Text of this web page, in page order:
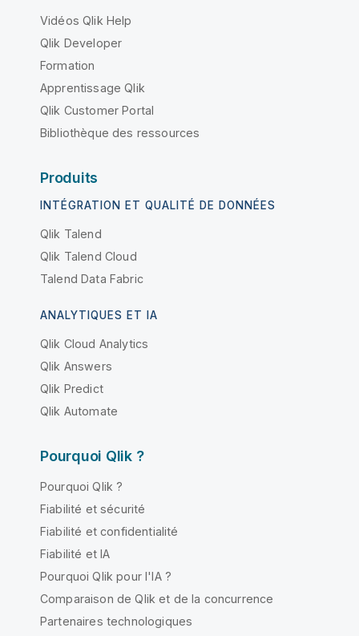
Vidéos Qlik Help
Qlik Developer
Formation
Apprentissage Qlik
Qlik Customer Portal
Bibliothèque des ressources
Produits
INTÉGRATION ET QUALITÉ DE DONNÉES
Qlik Talend
Qlik Talend Cloud
Talend Data Fabric
ANALYTIQUES ET IA
Qlik Cloud Analytics
Qlik Answers
Qlik Predict
Qlik Automate
Pourquoi Qlik ?
Pourquoi Qlik ?
Fiabilité et sécurité
Fiabilité et confidentialité
Fiabilité et IA
Pourquoi Qlik pour l'IA ?
Comparaison de Qlik et de la concurrence
Partenaires technologiques